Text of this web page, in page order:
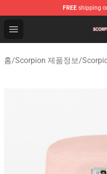
FREE shipping
Open menu
Scorpion Shop -
홈/Scorpion 제품정보/